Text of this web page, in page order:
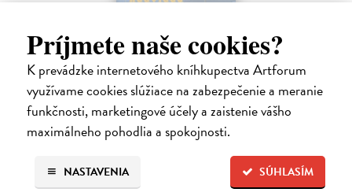
Príjmete naše cookies?
K prevádzke internetového kníhkupectva Artforum
využívame cookies slúžiace na zabezpečenie a meranie
funkčnosti, marketingové účely a zaistenie vášho
maximálneho pohodlia a spokojnosti.
SÚHLASÍM
NASTAVENIA
Nadvláda mužů